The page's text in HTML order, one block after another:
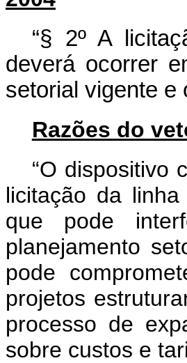
“§ 2º A
deverá ocorrer
setorial vigente e
Razões do
“O dispositivo
licitação da
que pode
planejamento
pode
projetos
processo de
sobre custos e